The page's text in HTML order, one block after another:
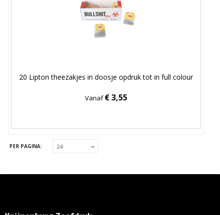
20 Lipton theezakjes in doosje opdruk tot in full colour
Vanaf€ 3,55
PER PAGINA: